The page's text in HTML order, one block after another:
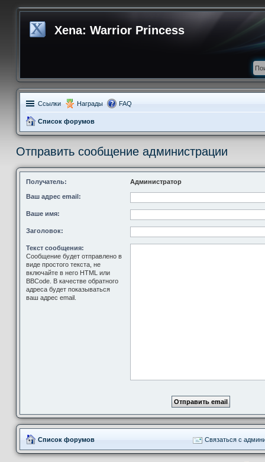
Xena: Warrior Princess
Ссылки Награды FAQ
Список форумов
Отправить сообщение администрации
Получатель: Администратор
Ваш адрес email:
Ваше имя:
Заголовок:
Текст сообщения:
Сообщение будет отправлено в
виде простого текста, не
включайте в него HTML или
BBCode. В качестве обратного
адреса будет показываться
ваш адрес email.
Список форумов Связаться с